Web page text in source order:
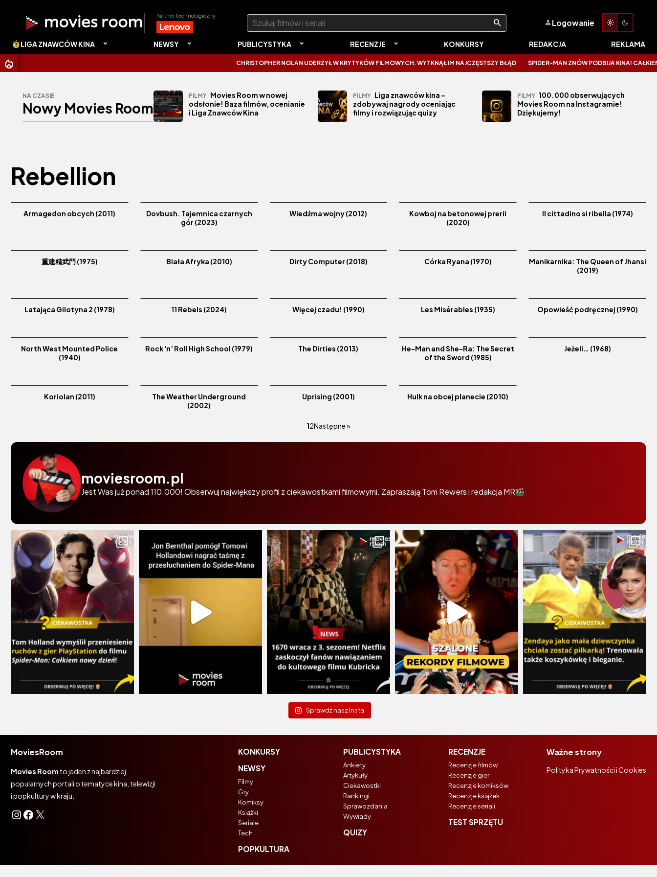
Partner technologiczny: Szukaj:
Logowanie
LIGA ZNAWCÓW KINA NEWSY PUBLICYSTYKA RECENZJE KONKURSY REDAKCJA REKLAMA
CHRISTOPHER NOLAN UDERZYŁ W KRYTYKÓW FILMOWYCH. WYTKNĄŁ IM NAJCZĘSTSZY BŁĄD SPIDER-MAN ZNÓW PODBIJA KINA! CAŁKIEM
NA CZASIE
Nowy Movies Room
FILMY Movies Room w nowej
odsłonie! Baza filmów, ocenianie
i Liga Znawców Kina
FILMY Liga znawców kina –
zdobywaj nagrody oceniając
filmy i rozwiązując quizy
FILMY 100.000 obserwujących
Movies Room na Instagramie!
Dziękujemy!
Rebellion
Armagedon obcych (2011)
Dovbush. Tajemnica czarnych
gór (2023)
Wiedźma wojny (2012)
Kowboj na betonowej prerii
(2020)
Il cittadino si ribella (1974)
重建精武門 (1975) Biała Afryka (2010) Dirty Computer (2018) Córka Ryana (1970)
Manikarnika: The Queen of Jhansi
(2019)
Latająca Gilotyna 2 (1978) 11 Rebels (2024) Więcej czadu! (1990) Les Misérables (1935) Opowieść podręcznej (1990)
North West Mounted Police
(1940)
Rock 'n’ Roll High School (1979) The Dirties (2013)
He-Man and She-Ra: The Secret
of the Sword (1985)
Jeżeli… (1968)
Koriolan (2011)
The Weather Underground
(2002)
Uprising (2001) Hulk na obcej planecie (2010)
12Następne »
moviesroom.pl
Jest Was już ponad 110.000! Obserwuj największy profil z ciekawostkami filmowymi. Zapraszają Tom Rewers i redakcja MR
Sprawdź nasz Insta
MoviesRoom
Movies Room to jeden z najbardziej
popularnych portali o tematyce kina, telewizji
i popkultury w kraju.
Instagram
Facebook
X
KONKURSY
NEWSY
Filmy
Gry
Komiksy
Książki
Seriale
Tech
POPKULTURA
PUBLICYSTYKA
Ankiety
Artykuły
Ciekawostki
Rankingi
Sprawozdania
Wywiady
QUIZY
RECENZJE
Recenzje filmów
Recenzje gier
Recenzje komiksów
Recenzje książek
Recenzje seriali
TEST SPRZĘTU
Ważne strony
Polityka Prywatności i Cookies